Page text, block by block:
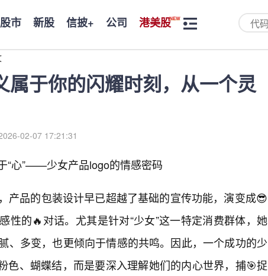
股市 新股 信披+ 公司 港美股
属于你的闪耀时刻，从一个灵
02-07 17:21:31
“心”——少女产品logo的情感密码
产品的包装设计早已超越了基础的宣传功能，演变成😎
性的🔥对话。尤其是针对“少女”这一特定消费群体，她
、多变，也更倾向于情感的共鸣。因此，一个成功的少
色、蝴蝶结，而是要深入理解她们的内心世界，捕🎯捉